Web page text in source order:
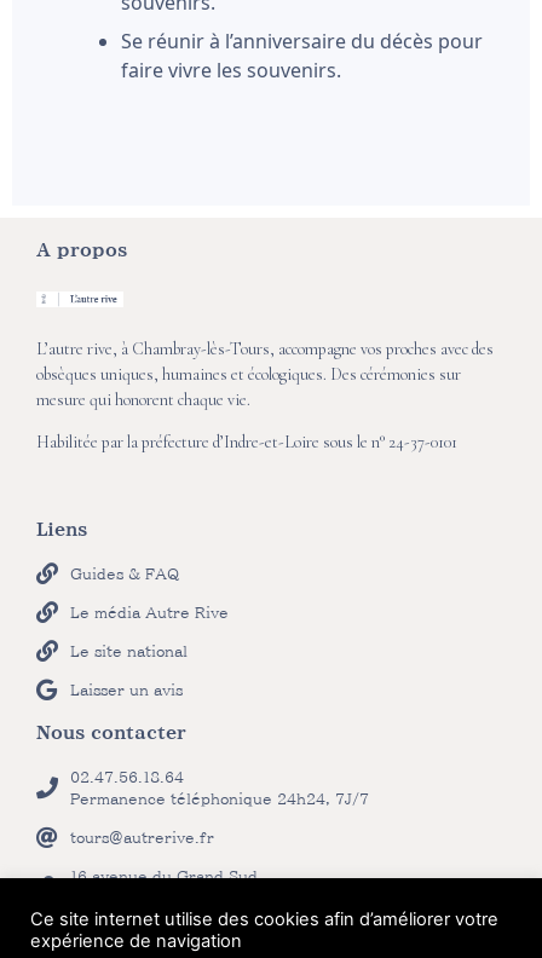
Se réunir à l’anniversaire du décès pour
faire vivre les souvenirs.
A propos
L’autre rive, à Chambray-lès-Tours, accompagne vos proches avec des
obsèques uniques, humaines et écologiques. Des cérémonies sur
mesure qui honorent chaque vie.
Habilitée par la préfecture d’Indre-et-Loire sous le n° 24-37-0101
Liens
Guides & FAQ
Le média Autre Rive
Le site national
Laisser un avis
Nous contacter
02.47.56.18.64
Permanence téléphonique 24h24, 7J/7
tours@autrerive.fr
16 avenue du Grand Sud
Magasin :
Ce site internet utilise des cookies afin d’améliorer votre
expérience de navigation